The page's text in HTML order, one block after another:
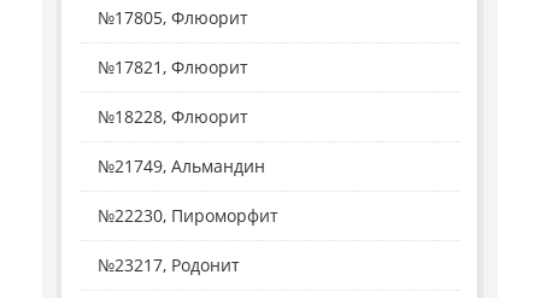
№17805, Флюорит
№17821, Флюорит
№18228, Флюорит
№21749, Альмандин
№22230, Пироморфит
№23217, Родонит